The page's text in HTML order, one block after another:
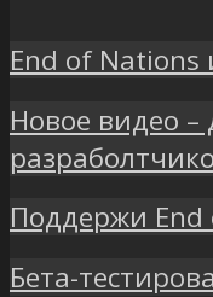
End of Nations
Новое видео –
Поддержи
Бета-